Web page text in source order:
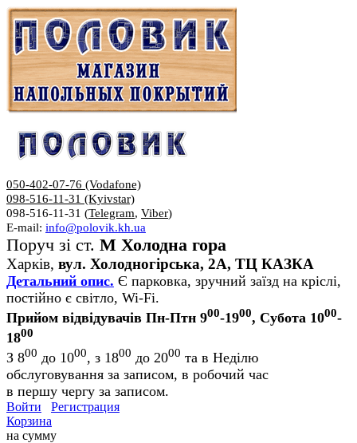
050-402-07-76 (Vodafone)
098-516-11-31 (Kyivstar)
098-516-11-31 (Telegram, Viber)
E-mail: info@polovik.kh.ua
Поруч зі ст. М Холодна гора
Харків, вул. Холодногірська, 2А, ТЦ КАЗКА
Детальний опис. Є парковка, зручний заїзд на кріслі,
постійно є світло, Wi-Fi.
Прийом відвідувачів Пн-Птн 900-1900, Субота 1000-
1800
З 800 до 1000, з 1800 до 2000 та в Неділю
обслуговування за записом, в робочий час
в першу чергу за записом.
Войти
Регистрация
Корзина
на сумму